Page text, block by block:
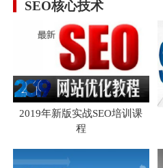
2019年新版实战SEO培训课
程